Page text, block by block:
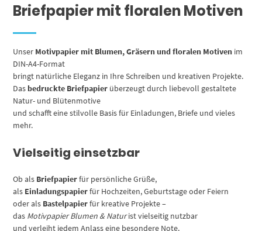
Briefpapier mit floralen Motiven
Unser Motivpapier mit Blumen, Gräsern und floralen Motiven im
DIN-A4-Format
bringt natürliche Eleganz in Ihre Schreiben und kreativen Projekte.
Das bedruckte Briefpapier überzeugt durch liebevoll gestaltete
Natur- und Blütenmotive
und schafft eine stilvolle Basis für Einladungen, Briefe und vieles
mehr.
Vielseitig einsetzbar
Ob als Briefpapierfür persönliche Grüße,
als Einladungspapierfür Hochzeiten, Geburtstage oder Feiern
oder als Bastelpapierfür kreative Projekte –
das Motivpapier Blumen & Naturist vielseitig nutzbar
und verleiht jedem Anlass eine besondere Note.